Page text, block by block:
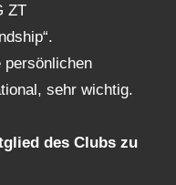
ZT
persönlichen
sehr wichtig.
des Clubs zu